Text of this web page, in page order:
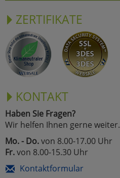
ZERTIFIKATE
KONTAKT
Haben Sie Fragen?
Wir helfen Ihnen gerne weiter.
Mo. - Do.von 8.00-17.00 Uhr
Fr.von 8.00-15.30 Uhr
Kontaktformular